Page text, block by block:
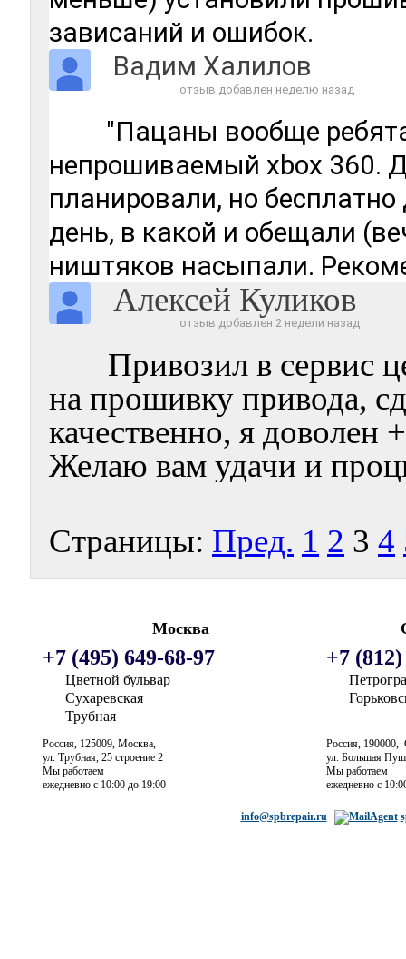
зависаний и ошибок.
Вадим Халилов
отзыв добавлен неделю назад
"Пацаны вообще
непрошиваемый xbox 360.
планировали, но
день, в какой и обещали
ништяков насыпали.
Алексей Куликов
отзыв добавлен 2 недели назад
Привозил в сервис
на прошивку привода,
качественно, я доволен
Желаю вам удачи и
Страницы: Пред. 1 2 3 4
Москва
+7 (495) 649-68-97
Цветной бульвар
Сухаревская
Трубная
+7
Россия, 125009, Москва, ‎
ул. Трубная, 25 строение 2
Мы работаем
ежедневно с 10:00 до 19:00
Россия, 190000, ‎
ул. Большая
Мы работаем
ежедневно с
info@spbrepair.ru